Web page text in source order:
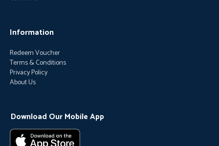
Information
Redeem Voucher
Terms & Conditions
Privacy Policy
About Us
Download Our Mobile App